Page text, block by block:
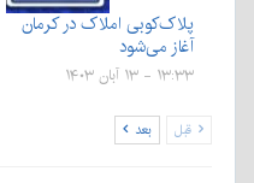
پلاک‌کوبی املاک در کرمان
آغاز می‌شود
۱۳:۳۳ - ۱۳ آبان ۱۴۰۳
قبل بعد